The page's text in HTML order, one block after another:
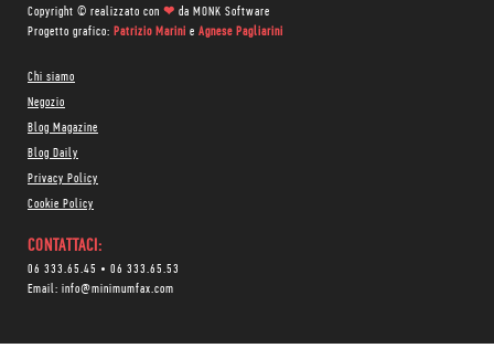
Copyright © realizzato con ❤ da MONK Software
Progetto grafico: Patrizio Marini e Agnese Pagliarini
Chi siamo
Negozio
Blog Magazine
Blog Daily
Privacy Policy
Cookie Policy
CONTATTACI:
06 333.65.45 • 06 333.65.53
Email: info@minimumfax.com